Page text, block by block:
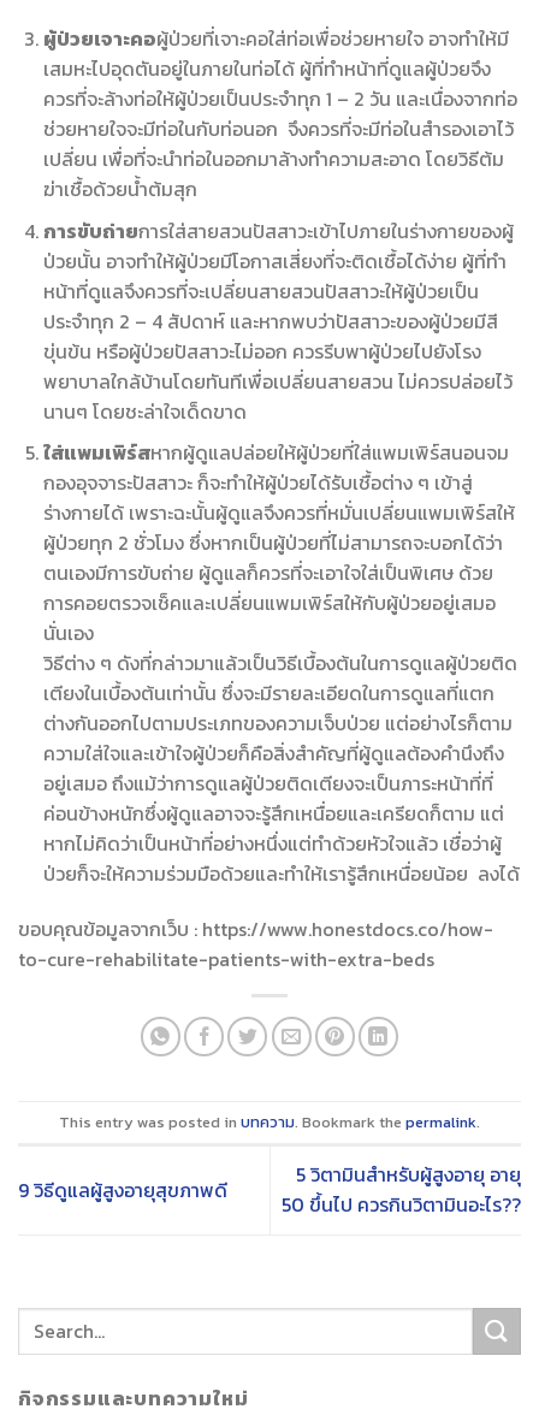
กิจกรรมและบทความใหม่
ผู้ป่วยเจาะคอผู้ป่วยที่เจาะคอใส่ท่อเพื่อช่วยหายใจ อาจทำให้มี
เสมหะไปอุดตันอยู่ในภายในท่อได้ ผู้ที่ทำหน้าที่ดูแลผู้ป่วยจึง
ควรที่จะล้างท่อให้ผู้ป่วยเป็นประจำทุก 1 – 2 วัน และเนื่องจากท่อ
ช่วยหายใจจะมีท่อในกับท่อนอก จึงควรที่จะมีท่อในสำรองเอาไว้
เปลี่ยน เพื่อที่จะนำท่อในออกมาล้างทำความสะอาด โดยวิธีต้ม
ฆ่าเชื้อด้วยน้ำต้มสุก
การขับถ่ายการใส่สายสวนปัสสาวะเข้าไปภายในร่างกายของผู้
ป่วยนั้น อาจทำให้ผู้ป่วยมีโอกาสเสี่ยงที่จะติดเชื้อได้ง่าย ผู้ที่ทำ
หน้าที่ดูแลจึงควรที่จะเปลี่ยนสายสวนปัสสาวะให้ผู้ป่วยเป็น
ประจำทุก 2 – 4 สัปดาห์ และหากพบว่าปัสสาวะของผู้ป่วยมีสี
ขุ่นข้น หรือผู้ป่วยปัสสาวะไม่ออก ควรรีบพาผู้ป่วยไปยังโรง
พยาบาลใกล้บ้านโดยทันทีเพื่อเปลี่ยนสายสวน ไม่ควรปล่อยไว้
นานๆ โดยชะล่าใจเด็ดขาด
ใส่แพมเพิร์สหากผู้ดูแลปล่อยให้ผู้ป่วยที่ใส่แพมเพิร์สนอนจม
กองอุจจาระปัสสาวะ ก็จะทำให้ผู้ป่วยได้รับเชื้อต่าง ๆ เข้าสู่
ร่างกายได้ เพราะฉะนั้นผู้ดูแลจึงควรที่หมั่นเปลี่ยนแพมเพิร์สให้
ผู้ป่วยทุก 2 ชั่วโมง ซึ่งหากเป็นผู้ป่วยที่ไม่สามารถจะบอกได้ว่า
ตนเองมีการขับถ่าย ผู้ดูแลก็ควรที่จะเอาใจใส่เป็นพิเศษ ด้วย
การคอยตรวจเช็คและเปลี่ยนแพมเพิร์สให้กับผู้ป่วยอยู่เสมอ
นั่นเอง
วิธีต่าง ๆ ดังที่กล่าวมาแล้วเป็นวิธีเบื้องต้นในการดูแลผู้ป่วยติด
เตียงในเบื้องต้นเท่านั้น ซึ่งจะมีรายละเอียดในการดูแลที่แตก
ต่างกันออกไปตามประเภทของความเจ็บป่วย แต่อย่างไรก็ตาม
ความใส่ใจและเข้าใจผู้ป่วยก็คือสิ่งสำคัญที่ผู้ดูแลต้องคำนึงถึง
อยู่เสมอ ถึงแม้ว่าการดูแลผู้ป่วยติดเตียงจะเป็นภาระหน้าที่ที่
ค่อนข้างหนักซึ่งผู้ดูแลอาจจะรู้สึกเหนื่อยและเครียดก็ตาม แต่
หากไม่คิดว่าเป็นหน้าที่อย่างหนึ่งแต่ทำด้วยหัวใจแล้ว เชื่อว่าผู้
ป่วยก็จะให้ความร่วมมือด้วยและทำให้เรารู้สึกเหนื่อยน้อย ลงได้
ขอบคุณข้อมูลจากเว็บ : https://www.honestdocs.co/how-
to-cure-rehabilitate-patients-with-extra-beds
This entry was posted in บทความ. Bookmark the permalink.
9 วิธีดูแลผู้สูงอายุสุขภาพดี
5 วิตามินสำหรับผู้สูงอายุ อายุ
50 ขึ้นไป ควรกินวิตามินอะไร??